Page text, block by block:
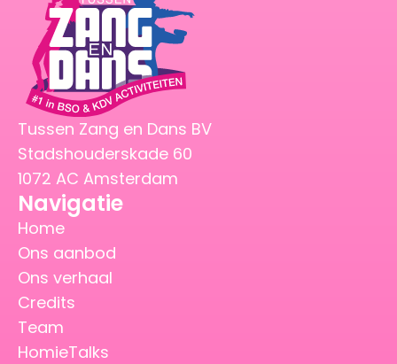
Tussen Zang en Dans BV
Stadshouderskade 60
1072 AC Amsterdam
Navigatie
Home
Ons aanbod
Ons verhaal
Credits
Team
HomieTalks